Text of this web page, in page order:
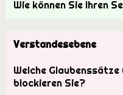
Wie können Sie Ihren
Verstandesebene
Welche
blockieren Sie?